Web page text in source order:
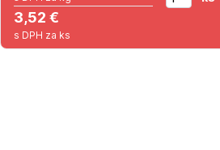
3,52 €
s DPH za ks